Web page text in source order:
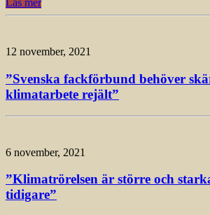
Läs mer
12 november, 2021
”Svenska fackförbund behöver
klimatarbete rejält”
6 november, 2021
”Klimatrörelsen är större och
tidigare”